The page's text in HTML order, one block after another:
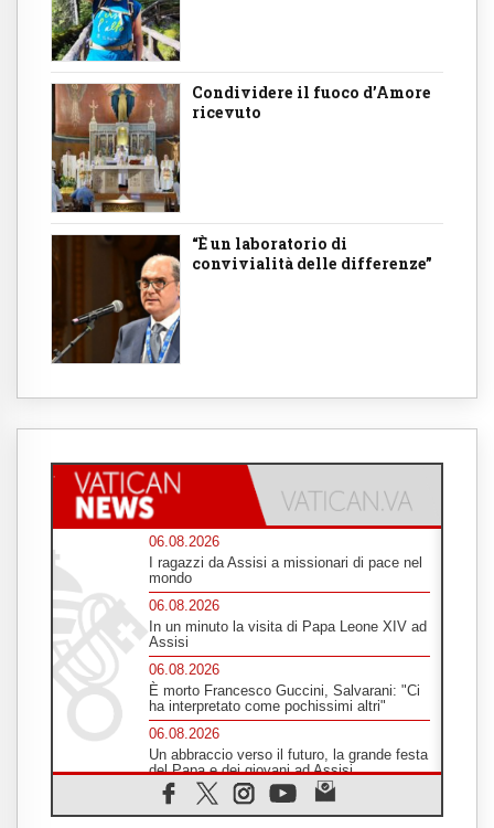
Condividere il fuoco d’Amore
ricevuto
“È un laboratorio di
convivialità delle differenze”
06.08.2026
I ragazzi da Assisi a missionari di pace nel
mondo
06.08.2026
In un minuto la visita di Papa Leone XIV ad
Assisi
06.08.2026
È morto Francesco Guccini, Salvarani: "Ci
ha interpretato come pochissimi altri"
06.08.2026
Un abbraccio verso il futuro, la grande festa
del Papa e dei giovani ad Assisi
06.08.2026
Il grazie dei giovani al Papa: "Oggi ci